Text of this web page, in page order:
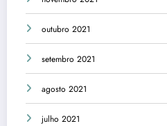
outubro 2021
setembro 2021
agosto 2021
julho 2021